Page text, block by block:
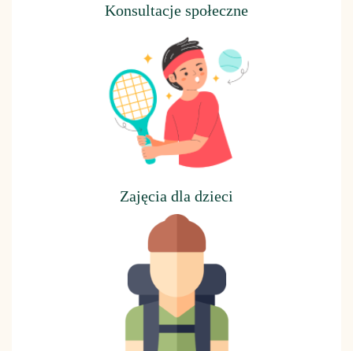
Konsultacje społeczne
Zajęcia dla dzieci